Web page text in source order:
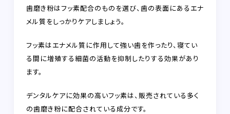
歯磨き粉はフッ素配合のものを選び、歯の表面にあるエナ
メル質をしっかりケアしましょう。
フッ素はエナメル質に作用して強い歯を作ったり、寝てい
る間に増殖する細菌の活動を抑制したりする効果があり
ます。
デンタルケアに効果の高いフッ素は、販売されている多く
の歯磨き粉に配合されている成分です。